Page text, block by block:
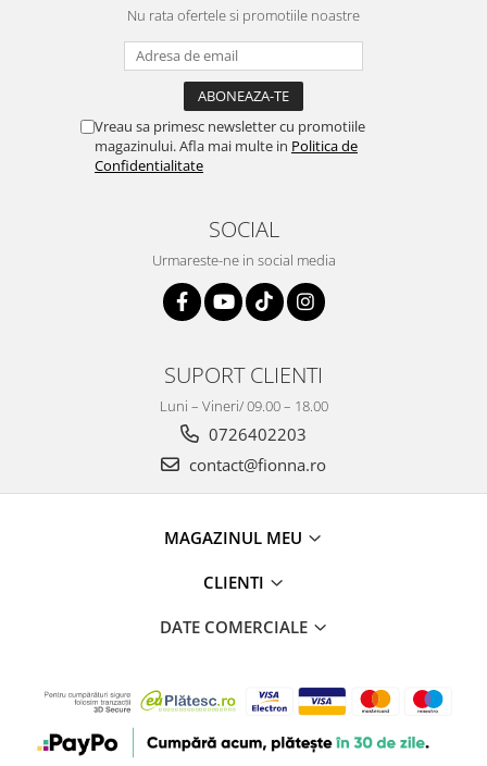
Nu rata ofertele si promotiile noastre
Vreau sa primesc newsletter cu promotiile
magazinului. Afla mai multe in Politica de
Confidentialitate
SOCIAL
Urmareste-ne in social media
SUPORT CLIENTI
Luni – Vineri/ 09.00 – 18.00
0726402203
contact@fionna.ro
MAGAZINUL MEU
CLIENTI
DATE COMERCIALE